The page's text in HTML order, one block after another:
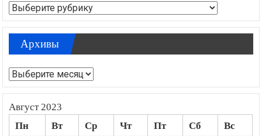
Рубрики
Архивы
Архивы
Август 2023
Пн Вт Ср Чт Пт Сб
Вс